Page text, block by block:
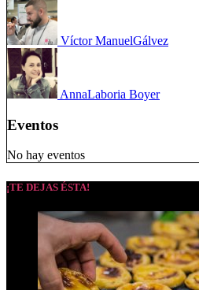
Víctor ManuelGálvez
AnnaLaboria Boyer
Eventos
No hay eventos
¡TE DEJAS ÉSTA!